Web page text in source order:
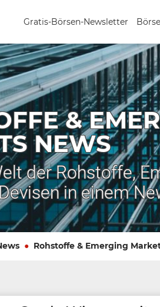
Gratis-Börsen-Newsletter
&
NEWS
der Rohstoffe,
in einem
Rohstoffe & Emerging